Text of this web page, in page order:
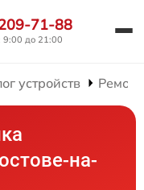
71-88
9:00 до 21:00
устройств
на-